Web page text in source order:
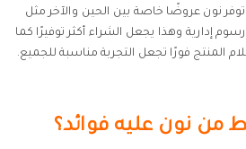
نون عروضًا خاصة بين الحين والآخر مثل
إدارية وهذا يجعل الشراء أكثر توفيرًا كما
المنتج فورًا تجعل التجربة مناسبة للجميع.
من نون عليه فوائد؟